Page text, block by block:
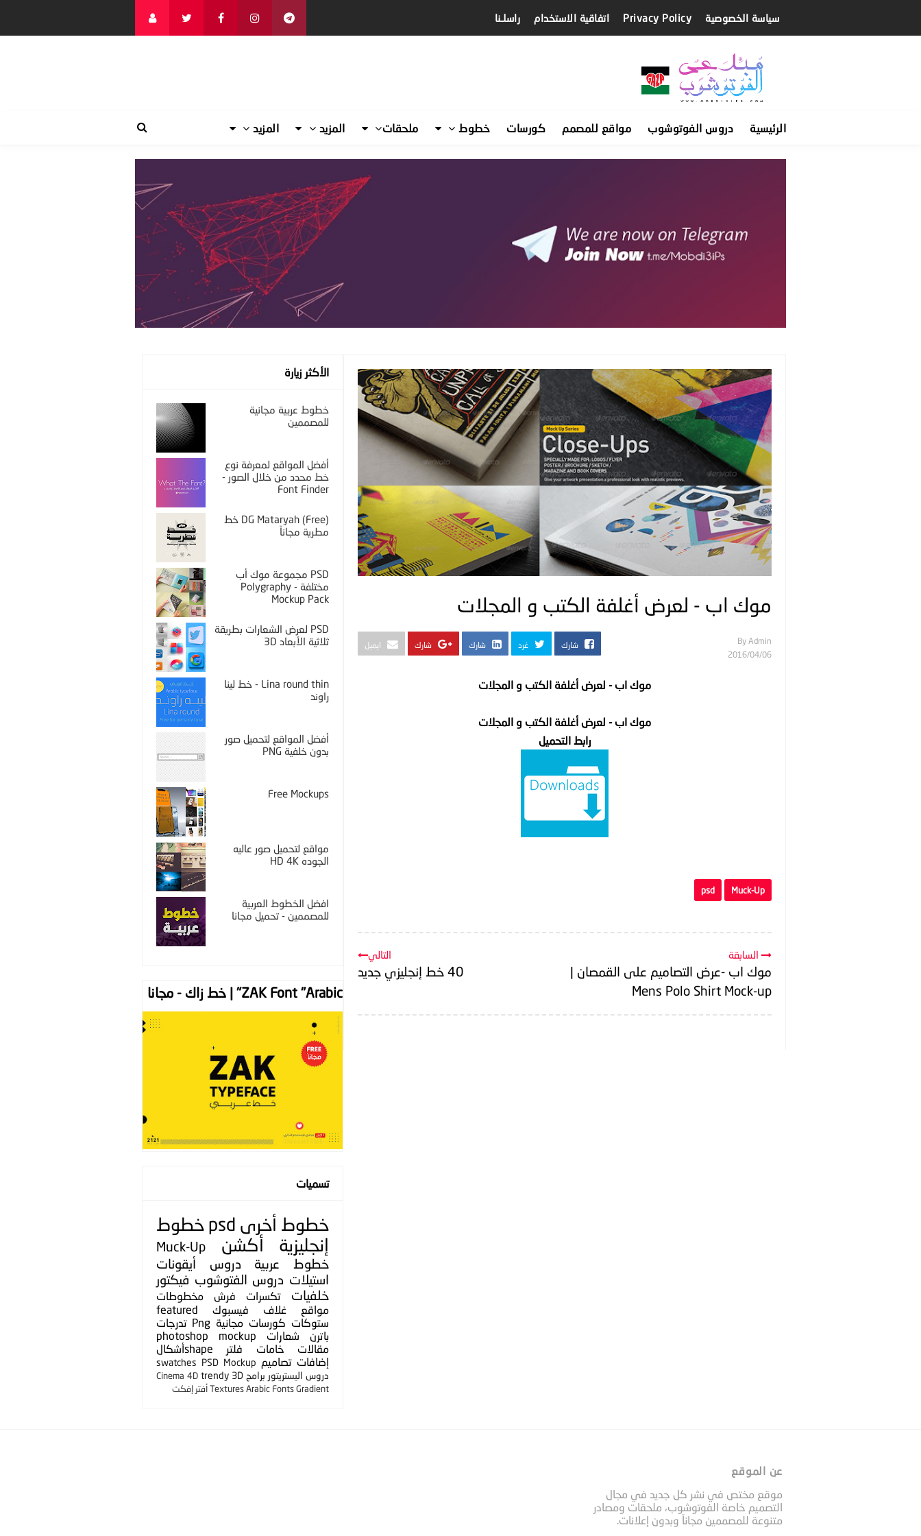
سياسة الخصوصية Privacy Policy اتفاقية الاستخدام راسلـنا
الرئيسية دروس الفوتوشوب مواقع للمصمم كورسات خطوط ملحقات المزيد المزيد
موك اب - لعرض أغلفة الكتب و المجلات
By Admin
06‏/04‏/2016
شارك غرد شارك شارك ايميل
موك اب - لعرض أغلفة الكتب و المجلات
موك اب - لعرض أغلفة الكتب و المجلات
رابط التحميل
Muck-Up
psd
التالي
40 خط إنجليزي جديد
السابقة
موك اب -عرض التصاميم على القمصان |
Mens Polo Shirt Mock-up
الأكثر زيارة
خطوط عربية مجانية
للمصممين
أفضل المواقع لمعرفة نوع
خط محدد من خلال الصور -
Font Finder
DG Mataryah (Free) خط
مطرية مجاناً
PSD مجموعة موك أب
مختلفة - Polygraphy
Mockup Pack
PSD لعرض الشعارات بطريقة
ثلاثية الأبعاد 3D
Lina round thin - خط لينا
راوند
أفضل المواقع لتحميل صور
بدون خلفية PNG
Free Mockups
مواقع لتحميل صور عاليه
الجوده HD 4K
افضل الخطوط العربية
للمصممين - تحميل مجانا
ZAK Font "Arabic" | خط زاك - مجانا
تسميات
خطوط أخرى psd خطوط
إنجليزية
أكشن
Muck-Up
خطوط عربية
دروس
أيقونات
استيلات دروس الفتوشوب فيكتور
خلفيات
تكسرات فرش
مخطوطات
مواقع
غلاف فيسبوك
featured
ستوكات كورسات مجانية Png تدرجات
باترن
شعارات
photoshop mockup
مقالات
خامات فلتر
shapeأشكال
إضافات تصاميم PSD Mockup
swatches
دروس اليستريتور برامج 3D
trendy
Cinema 4D
Gradient
Arabic Fonts
Texturesأفتر إفكت
عن الموقع
موقع مختص في نشر كل جديد في مجال
التصميم خاصة الفوتوشوب، ملحقات ومصادر
متنوعة للمصممين مجاناً وبدون إعلانات.